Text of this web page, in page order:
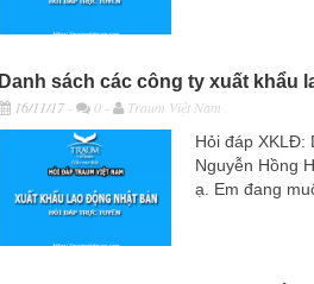
Danh sách các công ty xuất khẩu
16/11/17 - 0 -
Traum Việt Nam
Hỏi đáp XKLĐ:
Nguyễn Hồng
ạ. Em đang